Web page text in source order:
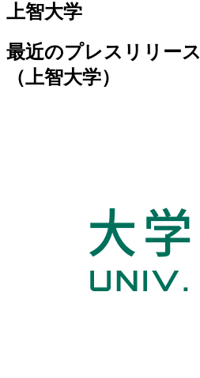
上智大学
最近のプレスリリース
（上智大学）